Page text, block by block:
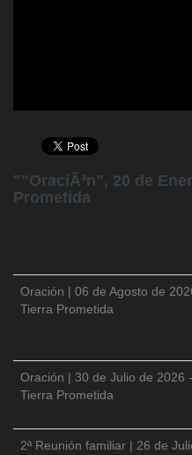
""OraciÃ³n", 20 de
Prometida
Oración | 06 de Agosto de
Tierra Prometida
Oración | 30 de Julio de 2026 -
Tierra Prometida
2ª Reunión familiar | 26 de